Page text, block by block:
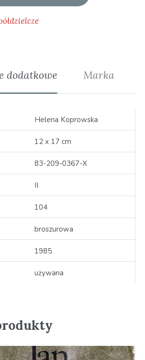
dodatkowe Marka
Helena Koprowska
12 x 17 cm
83-209-0367-X
II
104
broszurowa
1985
używana